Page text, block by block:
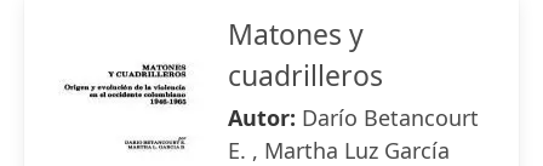
Matones y
cuadrilleros
Autor: Darío Betancourt
E. , Martha Luz García